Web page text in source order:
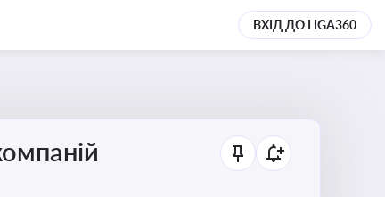
ВХІД ДО LIGA360